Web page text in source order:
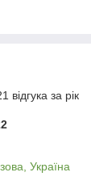
відгука за рік
Україна